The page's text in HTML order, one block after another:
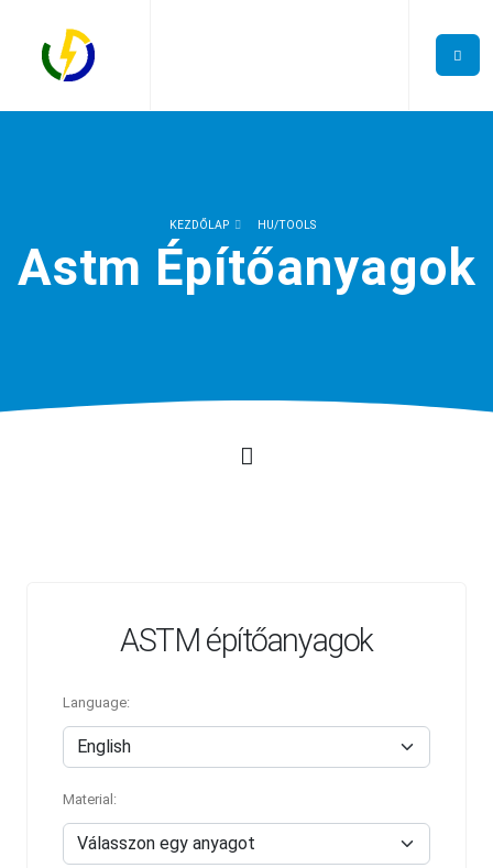
KEZDŐLAP HU/TOOLS
Astm Építőanyagok
ASTM építőanyagok
Language:
Material: